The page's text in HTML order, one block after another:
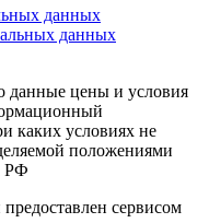
данных
данных
данные цены и условия
каких условиях не
положениями
РФ
сервисом